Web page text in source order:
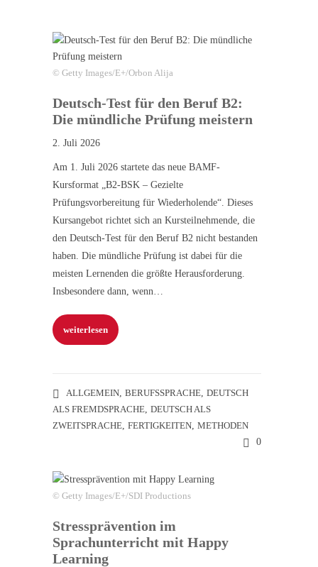
© Getty Images/E+/Orbon Alija
Deutsch-Test für den Beruf B2:
Die mündliche Prüfung meistern
2. Juli 2026
Am 1. Juli 2026 startete das neue BAMF-
Kursformat „B2-BSK – Gezielte
Prüfungsvorbereitung für Wiederholende“. Dieses
Kursangebot richtet sich an Kursteilnehmende, die
den Deutsch-Test für den Beruf B2 nicht bestanden
haben. Die mündliche Prüfung ist dabei für die
meisten Lernenden die größte Herausforderung.
Insbesondere dann, wenn…
weiterlesen
ALLGEMEIN, BERUFSSPRACHE, DEUTSCH
ALS FREMDSPRACHE, DEUTSCH ALS
ZWEITSPRACHE, FERTIGKEITEN, METHODEN
0
© Getty Images/E+/SDI Productions
Stressprävention im
Sprachunterricht mit Happy
Learning